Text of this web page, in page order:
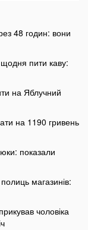
48 годин: вони
пити каву:
на Яблучний
на 1190 гривень
показали
магазинів:
чоловіка